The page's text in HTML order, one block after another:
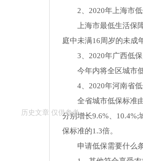
2、2020年上海市低
上海市最低生活保
庭中未满16周岁的未成
3、2020年广西低
今年内将全区城市
4、2020年河南省
全省城市低保标准
分别增长9.6%、10.4%;
保标准的1.3倍。
申请低保需要什么